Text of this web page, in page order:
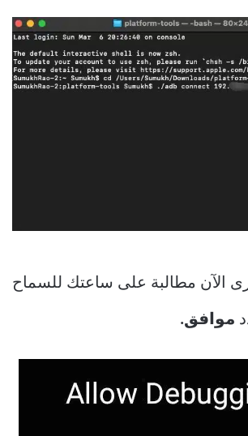
الآن مطالبة على ساعتك للسماح
موافق.